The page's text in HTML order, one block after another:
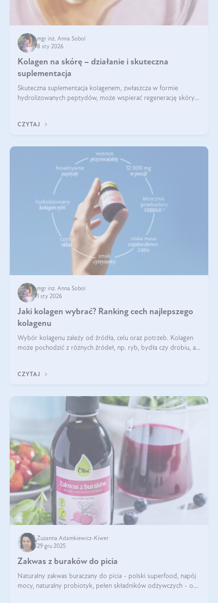
mgr inż. Anna Sobol
8 sty 2026
Kolagen na skórę – działanie i skuteczna
suplementacja
Skuteczna suplementacja kolagenem, zwłaszcza w formie
hydrolizowanych peptydów, może wspierać regenerację skóry i
CZYTAJ
mgr inż. Anna Sobol
1 sty 2026
Jaki kolagen wybrać? Ranking cech najlepszego
kolagenu
Wybór kolagenu zależy od źródła, celu oraz potrzeb. Kolagen
może pochodzić z różnych źródeł, np. ryb, bydła czy drobiu, a
bydlęcy.
CZYTAJ
Zuzanna Adamkiewicz-Kiwer
29 gru 2025
Zakwas z buraków do picia
Naturalny zakwas buraczany do picia - polski superfood, napój
mocy, naturalny probiotyk, pełen składników odżywczych - o